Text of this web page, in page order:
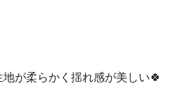
が柔らかく揺れ感が美しい🍀